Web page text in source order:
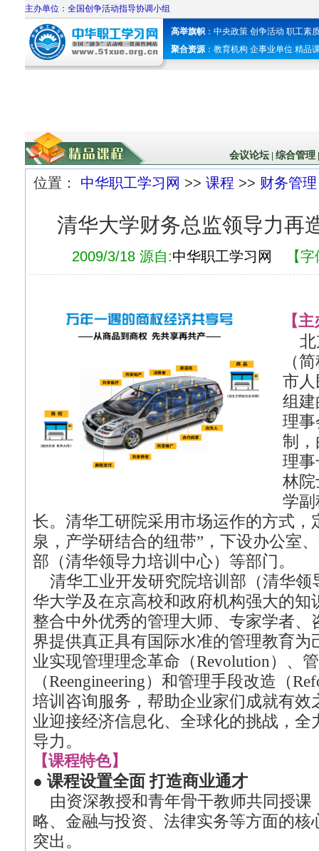
主办单位：全国创争活动指导协调小组
高举旗帜 ： 中央政策 创争活动 职工素
聚合资源： 教育机构 企事业单位 精品
会议论坛 综合管理
位置： 中华职工学习网 >> 课程 >> 财务管理
清华大学财务总监领导力再
2009/3/18 源自:中华职工学习网 【
【
北
（
市
组
理
制
理
林
学
长。清华工研院采用市场运作的方式，
泉，产学研结合的纽带”，下设办公室
部（清华领导力培训中心）等部门。
清华工业开发研究院培训部（清华领
华大学及在京高校和政府机构强大的知
整合中外优秀的管理大师、专家学者、
界提供真正具有国际水准的管理教育为
业实现管理理念革命（Revolution）、
（Reengineering）和管理手段改造（
培训咨询服务，帮助企业家们成就有效
业迎接经济信息化、全球化的挑战，全
导力。
【课程特色】
● 课程设置全面 打造商业通才
由资深教授和青年骨干教师共同授课
略、金融与投资、法律实务等方面的核
突出。